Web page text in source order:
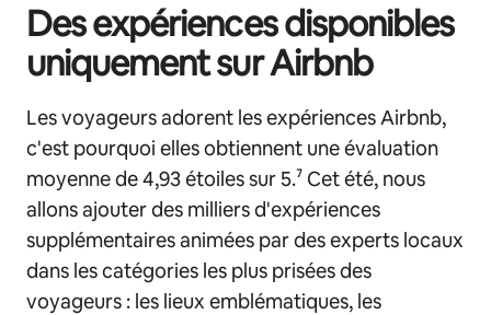
Des expériences disponibles
uniquement sur Airbnb
Les voyageurs adorent les expériences Airbnb,
c'est pourquoi elles obtiennent une évaluation
moyenne de 4,93 étoiles sur 5.⁷ Cet été, nous
allons ajouter des milliers d'expériences
supplémentaires animées par des experts locaux
dans les catégories les plus prisées des
voyageurs : les lieux emblématiques, les